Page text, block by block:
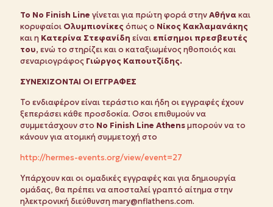
Το No Finish Line γίνεται για πρώτη φορά στηνΑθήνακαι
κορυφαίοι Ολυμπιονίκες όπως ο Νίκος Κακλαμανάκης
και η Κατερίνα Στεφανίδη είναι επίσημοι πρεσβευτές
του, ενώ το στηρίζει και ο καταξιωμένος ηθοποιός και
σεναριογράφος Γιώργος Καπουτζίδης.
ΣΥΝΕΧΙΖΟΝΤΑΙ ΟΙ ΕΓΓΡΑΦΕΣ
Το ενδιαφέρον είναι τεράστιο και ήδη οι εγγραφές έχουν
ξεπεράσει κάθε προσδοκία. Οσοι επιθυμούν να
συμμετάσχουν στο No Finish Line Athensμπορούν να το
κάνουν για ατομική συμμετοχή στο
http://hermes-events.org/view/event=27
Υπάρχουν και οι ομαδικές εγγραφές και για δημιουργία
ομάδας, θα πρέπει να αποσταλεί γραπτό αίτημα στην
ηλεκτρονική διεύθυνση mary@nflathens.com.